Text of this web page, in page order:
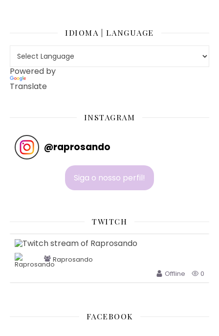
IDIOMA | LANGUAGE
Powered by
Translate
INSTAGRAM
@raprosando
Siga o nosso perfil!
TWITCH
Raprosando
Offline
0
FACEBOOK